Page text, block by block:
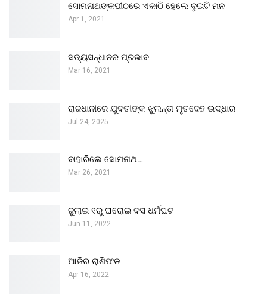
ସୋମନାଥଙ୍କପୀଠରେ ଏକାଠି ହେଲେ ଦୁଇଟି ମନ
Apr 1, 2021
ସତ୍ୟସନ୍ଧାନର ପ୍ରଭାବ
Mar 16, 2021
ରାଜଧାନୀରେ ଯୁବତୀଙ୍କ ଝୁଲନ୍ତା ମୃତଦେହ ଉଦ୍ଧାର
Jul 24, 2025
ବାହାରିଲେ ସୋମନାଥ…
Mar 26, 2021
ଜୁଲାଇ ୧ରୁ ଘରୋଇ ବସ ଧର୍ମଘଟ
Jun 11, 2022
ଆଜିର ରାଶିଫଳ
Apr 16, 2022